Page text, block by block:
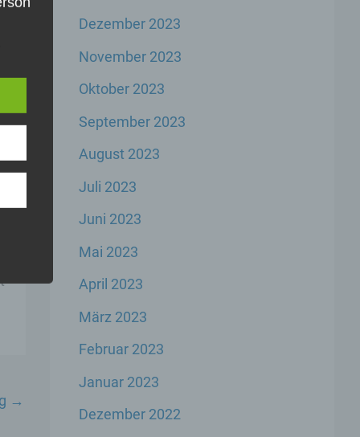
→
Dezember 2023
November 2023
Oktober 2023
September 2023
August 2023
Juli 2023
Juni 2023
Mai 2023
April 2023
März 2023
Februar 2023
Januar 2023
Dezember 2022